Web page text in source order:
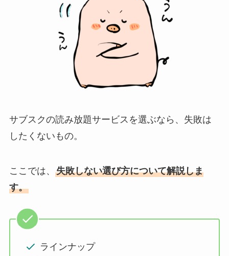
サブスクの読み放題サービスを選ぶなら、失敗は
したくないもの。
ここでは、 失敗しない選び方について解説しま
す。
ラインナップ